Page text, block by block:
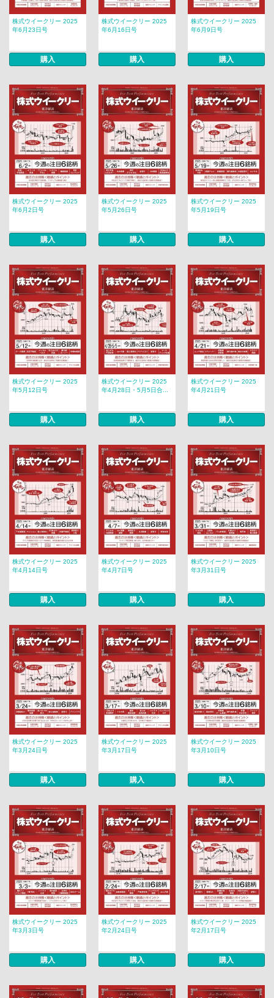
株式ウイークリー 2025
年6月23日号
購入
株式ウイークリー 2025
年6月16日号
購入
株式ウイークリー 2025
年6月9日号
購入
株式ウイークリー 2025
年6月2日号
購入
株式ウイークリー 2025
年5月26日号
購入
株式ウイークリー 2025
年5月19日号
購入
株式ウイークリー 2025
年5月12日号
購入
株式ウイークリー 2025
年4月28日・5月5日合...
購入
株式ウイークリー 2025
年4月21日号
購入
株式ウイークリー 2025
年4月14日号
購入
株式ウイークリー 2025
年4月7日号
購入
株式ウイークリー 2025
年3月31日号
購入
株式ウイークリー 2025
年3月24日号
購入
株式ウイークリー 2025
年3月17日号
購入
株式ウイークリー 2025
年3月10日号
購入
株式ウイークリー 2025
年3月3日号
購入
株式ウイークリー 2025
年2月24日号
購入
株式ウイークリー 2025
年2月17日号
購入